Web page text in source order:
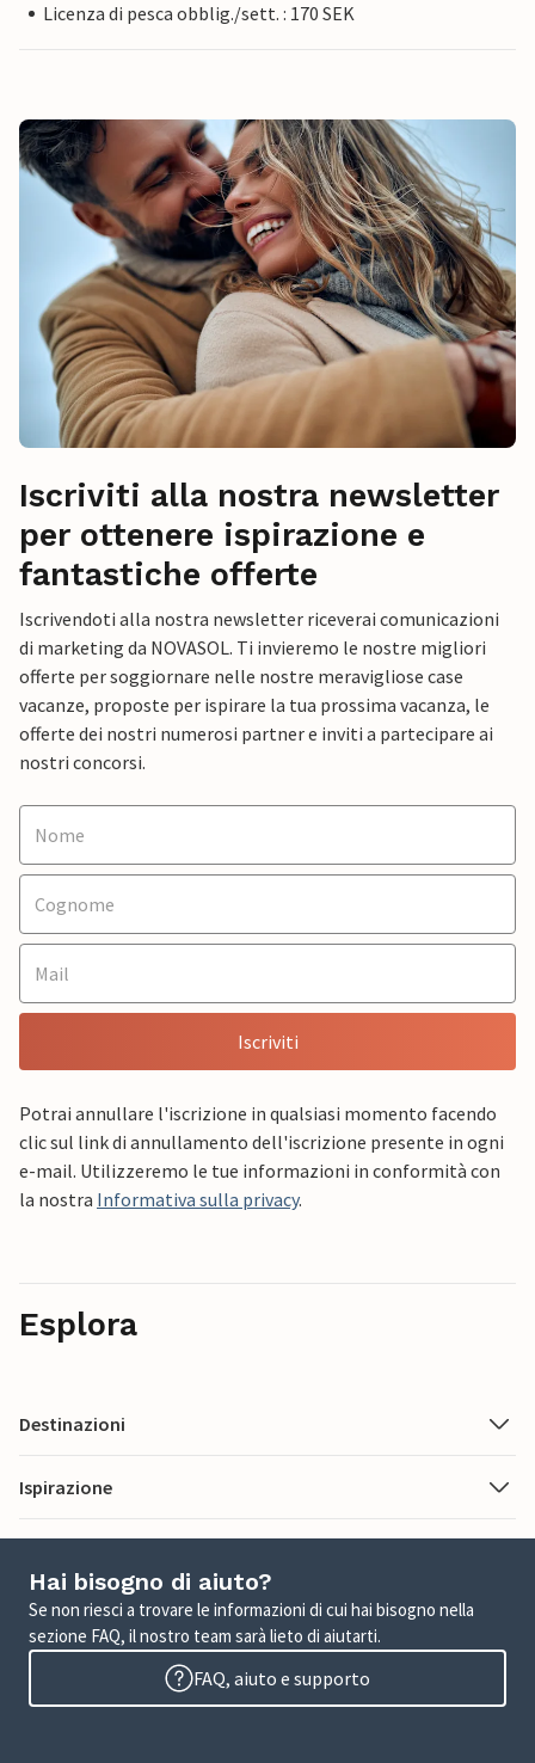
Licenza di pesca obblig./sett. : 170 SEK
Iscriviti alla nostra newsletter
per ottenere ispirazione e
fantastiche offerte
Iscrivendoti alla nostra newsletter riceverai comunicazioni
di marketing da NOVASOL. Ti invieremo le nostre migliori
offerte per soggiornare nelle nostre meravigliose case
vacanze, proposte per ispirare la tua prossima vacanza, le
offerte dei nostri numerosi partner e inviti a partecipare ai
nostri concorsi.
Iscriviti
Potrai annullare l'iscrizione in qualsiasi momento facendo
clic sul link di annullamento dell'iscrizione presente in ogni
e-mail. Utilizzeremo le tue informazioni in conformità con
la nostra Informativa sulla privacy.
Esplora
Destinazioni
Ispirazione
Hai bisogno di aiuto?
Se non riesci a trovare le informazioni di cui hai bisogno nella
sezione FAQ, il nostro team sarà lieto di aiutarti.
FAQ, aiuto e supporto